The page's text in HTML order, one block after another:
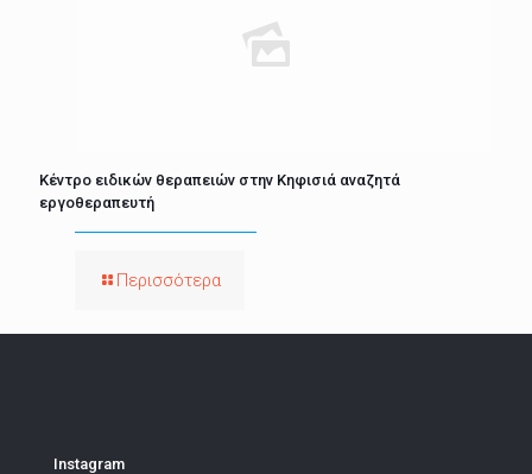
Κέντρο ειδικών θεραπειών στην Κηφισιά αναζητά
εργοθεραπευτή
Περισσότερα
Instagram